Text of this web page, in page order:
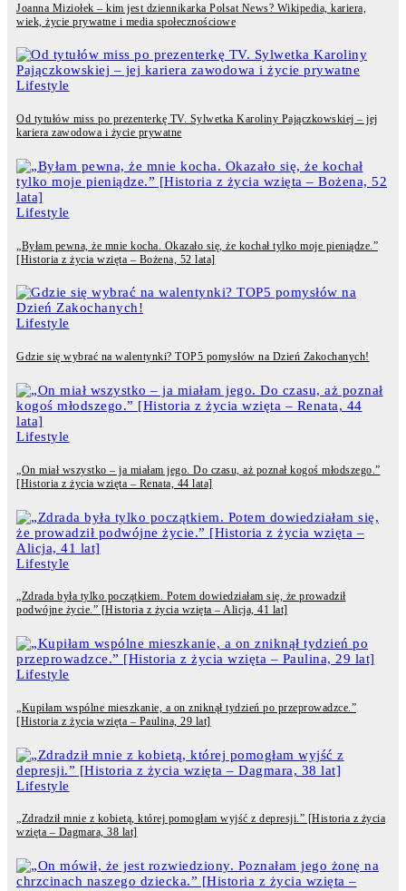
Joanna Miziołek – kim jest dziennikarka Polsat News? Wikipedia, kariera,
wiek, życie prywatne i media społecznościowe
Lifestyle
Od tytułów miss po prezenterkę TV. Sylwetka Karoliny Pajączkowskiej – jej
kariera zawodowa i życie prywatne
Lifestyle
„Byłam pewna, że mnie kocha. Okazało się, że kochał tylko moje pieniądze.”
[Historia z życia wzięta – Bożena, 52 lata]
Lifestyle
Gdzie się wybrać na walentynki? TOP5 pomysłów na Dzień Zakochanych!
Lifestyle
„On miał wszystko – ja miałam jego. Do czasu, aż poznał kogoś młodszego.”
[Historia z życia wzięta – Renata, 44 lata]
Lifestyle
„Zdrada była tylko początkiem. Potem dowiedziałam się, że prowadził
podwójne życie.” [Historia z życia wzięta – Alicja, 41 lat]
Lifestyle
„Kupiłam wspólne mieszkanie, a on zniknął tydzień po przeprowadzce.”
[Historia z życia wzięta – Paulina, 29 lat]
Lifestyle
„Zdradził mnie z kobietą, której pomogłam wyjść z depresji.” [Historia z życia
wzięta – Dagmara, 38 lat]